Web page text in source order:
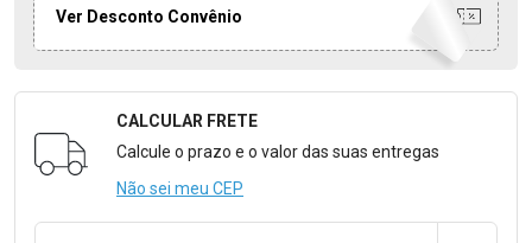
Ver Desconto Convênio
Formulário para Calcular o Frete
CALCULAR FRETE
Calcule o prazo e o valor das suas entregas
Não sei meu CEP